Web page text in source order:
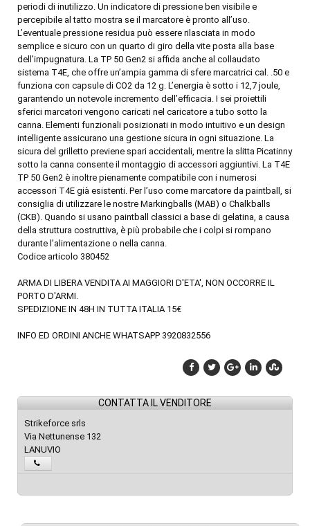
periodi di inutilizzo. Un indicatore di pressione ben visibile e
percepibile al tatto mostra se il marcatore è pronto all’uso.
L’eventuale pressione residua può essere rilasciata in modo
semplice e sicuro con un quarto di giro della vite posta alla base
dell’impugnatura. La TP 50 Gen2 si affida anche al collaudato
sistema T4E, che offre un’ampia gamma di sfere marcatrici cal. .50 e
funziona con capsule di CO2 da 12 g. L’energia è sotto i 12,7 joule,
garantendo un notevole incremento dell’efficacia. I sei proiettili
sferici marcatori vengono caricati nel caricatore a tubo sotto la
canna. Elementi funzionali posizionati in modo intuitivo e un design
intelligente assicurano una gestione sicura in ogni situazione. La
sicura del grilletto previene spari accidentali, mentre la slitta Picatinny
sotto la canna consente il montaggio di accessori aggiuntivi. La T4E
TP 50 Gen2 è inoltre pienamente compatibile con i numerosi
accessori T4E già esistenti. Per l’uso come marcatore da paintball, si
consiglia di utilizzare le nostre Markingballs (MAB) o Chalkballs
(CKB). Quando si usano paintball classici a base di gelatina, a causa
della struttura costruttiva, è più probabile che i colpi si rompano
durante l’alimentazione o nella canna.
Codice articolo 380452
ARMA DI LIBERA VENDITA AI MAGGIORI D'ETA', NON OCCORRE IL
PORTO D'ARMI.
SPEDIZIONE IN 48H IN TUTTA ITALIA 15€
INFO ED ORDINI ANCHE WHATSAPP 3920832556
CONTATTA IL VENDITORE
Strikeforce srls
Via Nettunense 132
LANUVIO